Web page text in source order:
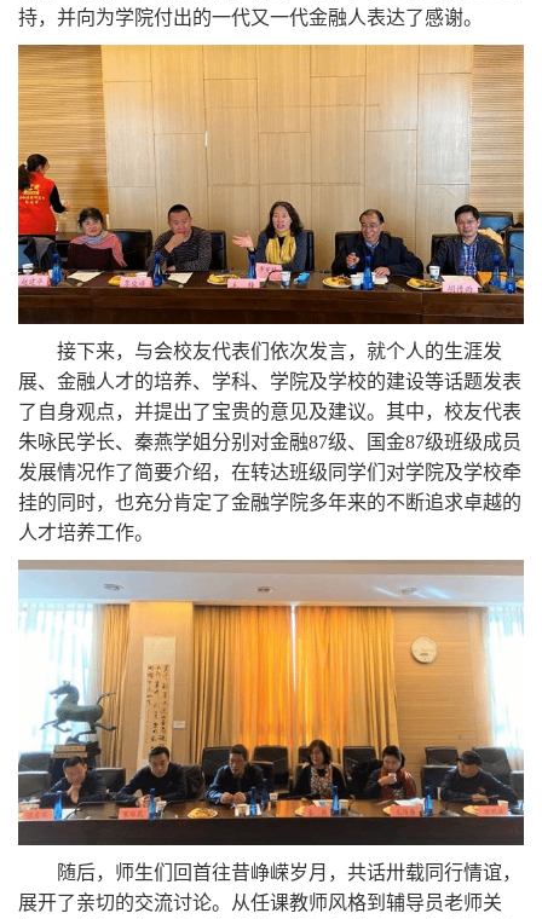
持，并向为学院付出的一代又一代金融人表达了感谢。
接下来，与会校友代表们依次发言，就个人的生涯发
展、金融人才的培养、学科、学院及学校的建设等话题发表
了自身观点，并提出了宝贵的意见及建议。其中，校友代表
朱咏民学长、秦燕学姐分别对金融87级、国金87级班级成员
发展情况作了简要介绍，在转达班级同学们对学院及学校牵
挂的同时，也充分肯定了金融学院多年来的不断追求卓越的
人才培养工作。
随后，师生们回首往昔峥嵘岁月，共话卅载同行情谊，
展开了亲切的交流讨论。从任课教师风格到辅导员老师关